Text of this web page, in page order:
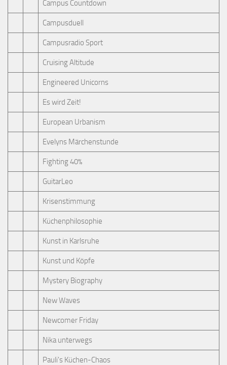
Campus Countdown
Campusduell
Campusradio Sport
Cruising Altitude
Engineered Unicorns
Es wird Zeit!
European Urbanism
Evelyns Märchenstunde
Fighting 40%
GuitarLeo
Krisenstimmung
Küchenphilosophie
Kunst in Karlsruhe
Kunst und Köpfe
Mystery Biography
New Waves
Newcomer Friday
Nika unterwegs
Pauli's Küchen-Chaos